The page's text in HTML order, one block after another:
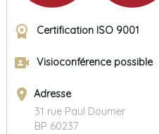
workspace_premium Certification ISO 9001
video_camera_front Visioconférence possible
place Adresse
31 rue Paul Doumer
BP 60237